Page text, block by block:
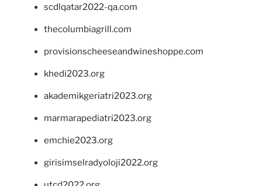
scdlqatar2022-qa.com
thecolumbiagrill.com
provisionscheeseandwineshoppe.com
khedi2023.org
akademikgeriatri2023.org
marmarapediatri2023.org
emchie2023.org
girisimselradyoloji2022.org